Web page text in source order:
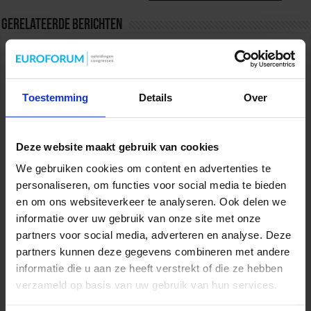
Toestemming Details Over
Deze website maakt gebruik van cookies
We gebruiken cookies om content en advertenties te
personaliseren, om functies voor social media te bieden
en om ons websiteverkeer te analyseren. Ook delen we
informatie over uw gebruik van onze site met onze
partners voor social media, adverteren en analyse. Deze
partners kunnen deze gegevens combineren met andere
informatie die u aan ze heeft verstrekt of die ze hebben
verzameld op basis van uw gebruik van hun services.
Gerelateerde Berichten
“Formatief toetsen vergroot interactie met student”